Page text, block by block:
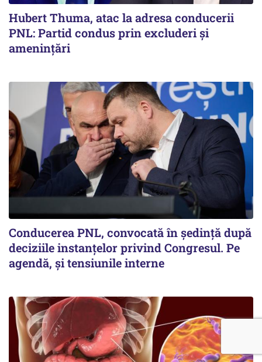
Hubert Thuma, atac la adresa conducerii
PNL: Partid condus prin excluderi și
amenințări
Conducerea PNL, convocată în ședință după
deciziile instanțelor privind Congresul. Pe
agendă, și tensiunile interne